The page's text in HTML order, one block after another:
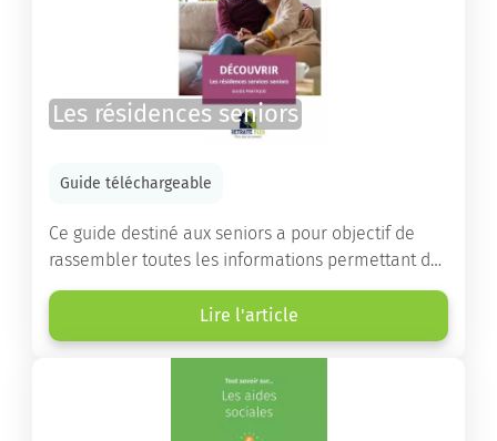
Les résidences seniors
Guide téléchargeable
Ce guide destiné aux seniors a pour objectif de
rassembler toutes les informations permettant de
choisir la résidence services seniors adaptée.
Lire l'article